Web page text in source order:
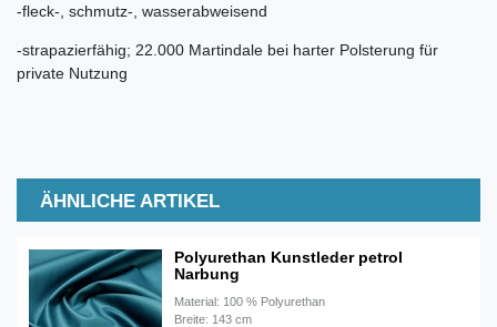
-fleck-, schmutz-, wasserabweisend
-strapazierfähig; 22.000 Martindale bei harter Polsterung für
private Nutzung
ÄHNLICHE ARTIKEL
Polyurethan Kunstleder petrol
Narbung
Material: 100 % Polyurethan
Breite: 143 cm